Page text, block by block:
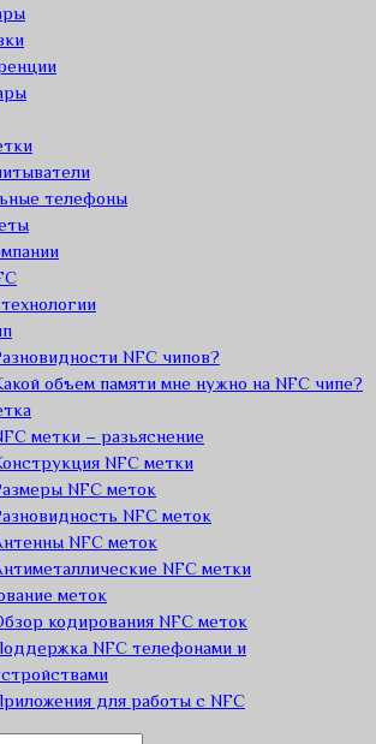
телефоны
NFC чипов?
объем памяти мне нужно на NFC чипе?
метки – разьяснение
NFC метки
NFC меток
NFC меток
NFC меток
NFC метки
меток
кодирования NFC меток
NFC телефонами и
для работы с NFC